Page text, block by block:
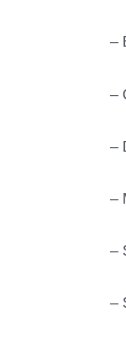
–
–
–
–
–
–